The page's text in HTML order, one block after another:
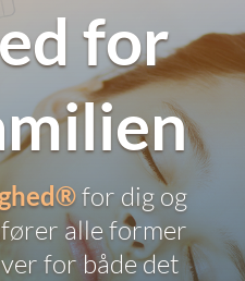
for
for dig og
alle former
for både det